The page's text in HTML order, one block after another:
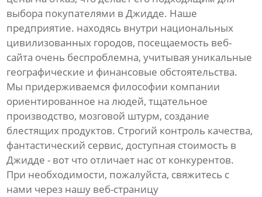
выбора покупателями в Джидде. Наше
предприятие. находясь внутри национальных
цивилизованных городов, посещаемость веб-
сайта очень беспроблемна, учитывая уникальные
географические и финансовые обстоятельства.
Мы придерживаемся философии компании
ориентированное на людей, тщательное
производство, мозговой штурм, создание
блестящих продуктов. Строгий контроль качества,
фантастический сервис, доступная стоимость в
Джидде - вот что отличает нас от конкурентов.
При необходимости, пожалуйста, свяжитесь с
нами через нашу веб-страницу